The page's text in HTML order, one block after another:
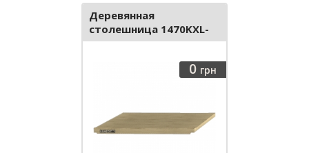
Деревянная
столешница 1470KXL-
ACTW
0 грн